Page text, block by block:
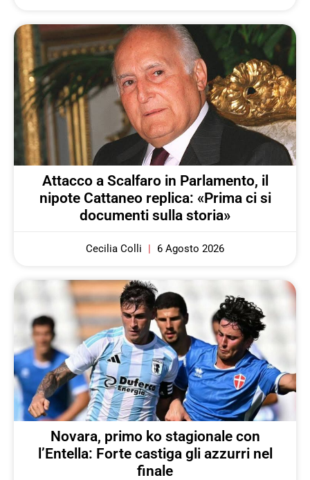
Attacco a Scalfaro in Parlamento, il
nipote Cattaneo replica: «Prima ci si
documenti sulla storia»
Cecilia Colli 6 Agosto 2026
Novara, primo ko stagionale con
l’Entella: Forte castiga gli azzurri nel
finale